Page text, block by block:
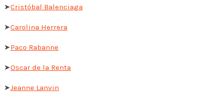
➤Cristóbal Balenciaga
➤Carolina Herrera
➤Paco Rabanne
➤Oscar de la Renta
➤Jeanne Lanvin